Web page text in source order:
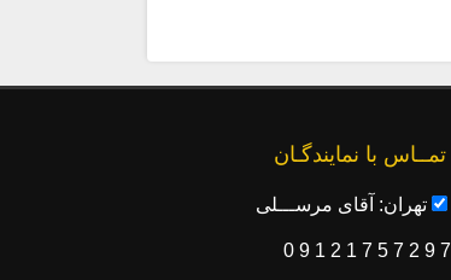
تمــاس با نمایندگـان
تهران: آقای مرســـلی
7 9 2 7 5 7 1 2 1 9 0